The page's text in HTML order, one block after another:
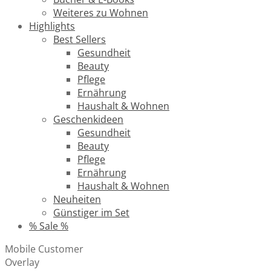
Weiteres zu Wohnen
Highlights
Best Sellers
Gesundheit
Beauty
Pflege
Ernährung
Haushalt & Wohnen
Geschenkideen
Gesundheit
Beauty
Pflege
Ernährung
Haushalt & Wohnen
Neuheiten
Günstiger im Set
% Sale %
Mobile Customer
Overlay